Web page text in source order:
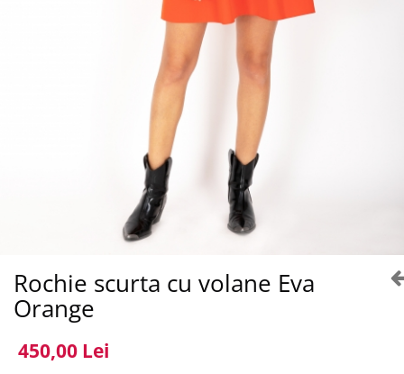
Rochie scurta cu volane Eva
Orange
450,00 Lei